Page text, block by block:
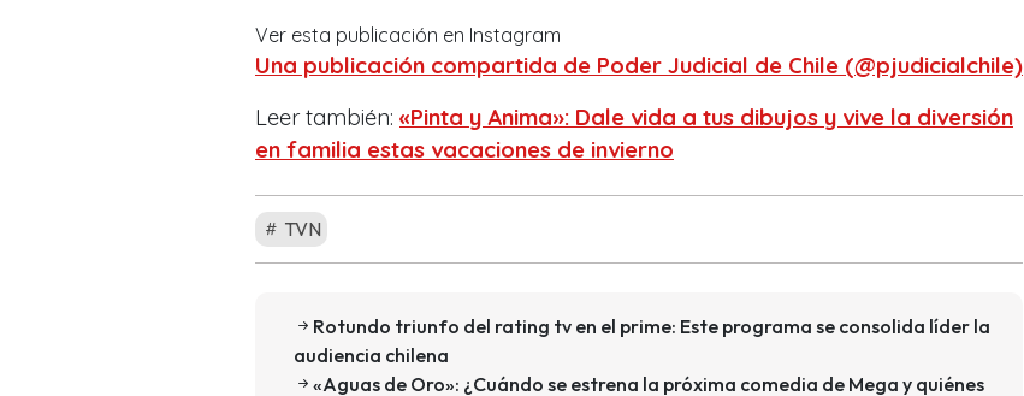
Ver esta publicación en Instagram
Una publicación compartida de Poder Judicial de Chile (@pjudicialchile)
Leer también: «Pinta y Anima»: Dale vida a tus dibujos y vive la diversión
en familia estas vacaciones de invierno
TVN
Rotundo triunfo del rating tv en el prime: Este programa se consolida líder la
audiencia chilena
«Aguas de Oro»: ¿Cuándo se estrena la próxima comedia de Mega y quiénes